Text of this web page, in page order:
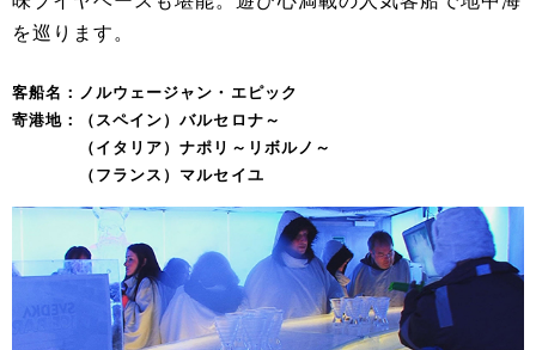
を巡ります。
客船名：ノルウェージャン・エピック
寄港地：（スペイン）バルセロナ～
（イタリア）ナポリ～リボルノ～
（フランス）マルセイユ